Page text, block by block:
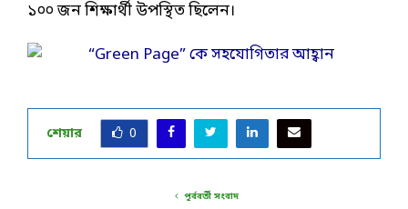
১০০ জন শিক্ষার্থী উপস্থিত ছিলেন।
শেয়ার 0
পূর্ববর্তী সংবাদ